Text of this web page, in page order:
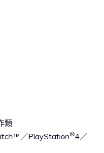
類
／PlayStation®4／